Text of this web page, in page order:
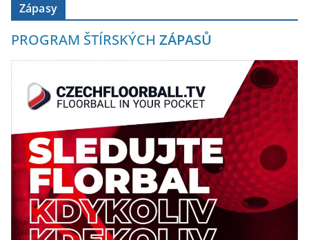
Zápasy
PROGRAM ŠTÍRSKÝCH ZÁPASŮ